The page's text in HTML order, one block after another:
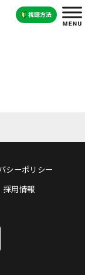
シーポリシー
採用情報